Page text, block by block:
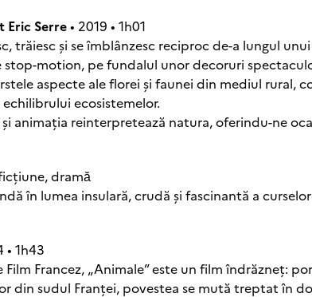
Eric Serre• 2019 • 1h01
trăiesc și se îmblânzesc reciproc de-a lungul
motion, pe fundalul unor decoruri
aspecte ale florei și faunei din mediul rural,
ecosistemelor.
animația reinterpretează natura, oferindu-ne
dramӑ
în lumea insulară, crudă și fascinantă a
• 1h43
Francez, „Animale” este un film îndrăzneț:
din sudul Franței, povestea se mută treptat în